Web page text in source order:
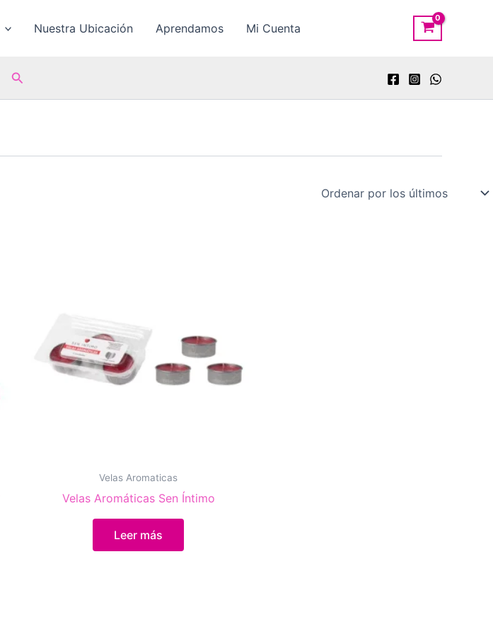
Nuestra Ubicación Aprendamos Mi Cuenta
Buscar
Velas Aromaticas
Velas Aromáticas Sen Íntimo
Leer más